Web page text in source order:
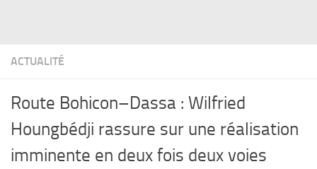
ACTUALITÉ
Route Bohicon–Dassa : Wilfried
Houngbédji rassure sur une réalisation
imminente en deux fois deux voies